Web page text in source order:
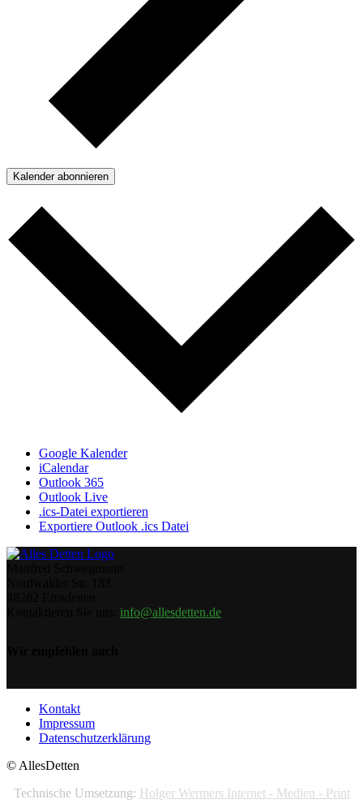
Kalender abonnieren
Google Kalender
iCalendar
Outlook 365
Outlook Live
.ics-Datei exportieren
Exportiere Outlook .ics Datei
info@allesdetten.de
Kontakt
Impressum
Datenschutzerklärung
© AllesDetten
Technische Umsetzung: Holger Wermers Internet - Medien - Print